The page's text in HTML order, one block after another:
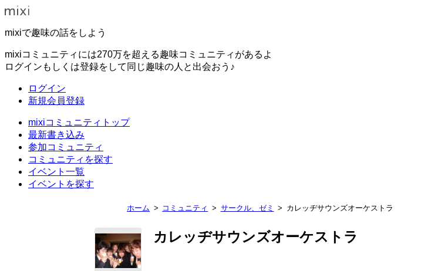
mixiで趣味の話をしよう
mixiコミュニティには270万を超える趣味コミュニティがあるよ
ログインもしくは登録をして同じ趣味の人と出会おう♪
ログイン
新規会員登録
mixiコミュニティトップ
最新書き込み
参加コミュニティ
コミュニティを探す
イベント一覧
イベントを探す
ホーム コミュニティ サークル、ゼミ カレッヂサウンズオーケストラ
カレッヂサウンズオーケストラ